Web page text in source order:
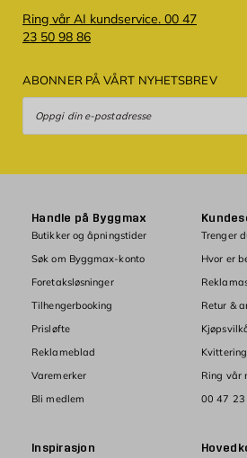
Ring vår AI kundservice. 00 47
23 50 98 86
ABONNER PÅ VÅRT NYHETSBREV
Handle på Byggmax
Butikker og åpningstider
Søk om Byggmax-konto
Foretaksløsninger
Tilhengerbooking
Prisløfte
Reklameblad
Varemerker
Bli medlem
Trenger
Hvor er
Retur &
Ring vår
00 47
Inspirasjon